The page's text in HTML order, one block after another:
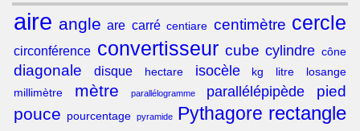
aire angle are carré centiare centimètre cercle
circonférence convertisseur cube cylindre cône
diagonale disque hectare isocèle kg litre
losange
millimètre
mètre parallélogramme parallélépipède pied
pouce pourcentage pyramide Pythagore rectangle